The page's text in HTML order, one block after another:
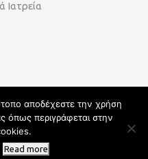
Ιατρεία
- All Rights Reserved | An
by
αποδέχεστε την χρήση
περιγράφεται στην
Read more